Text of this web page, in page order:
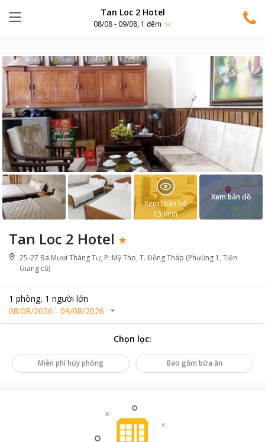
Tan Loc 2 Hotel
08/08 - 09/08, 1 đêm
Tan Loc 2 Hotel
25-27 Ba Mươi Tháng Tư, P. Mỹ Tho, T. Đồng Tháp (Phường 1, Tiền
Giang cũ)
1 phòng, 1 người lớn
08/08/2026 - 09/08/2026
Xem toàn bộ
13 hình
Xem bản đồ
Chọn lọc:
Miễn phí hủy phòng Bao gồm bữa ăn